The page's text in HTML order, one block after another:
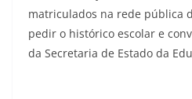
matriculados na rede pública
pedir o histórico escolar e
da Secretaria de Estado da